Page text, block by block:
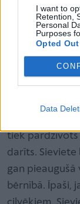
I want to
Retention,
Personal
Purposes
Opted Out
Data
viņu notiek un
pacietīgam un
Vai vienmēr
atstāj sekas?
Bieži vien
tiek pārdzīvots
darīts. Sieviete
gan pieaugušā
bērnībā. Īpaši,